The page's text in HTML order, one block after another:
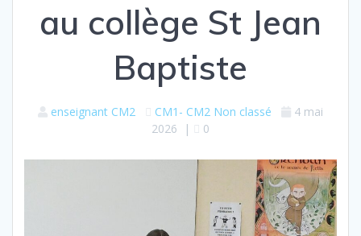
au collège St Jean
Baptiste
enseignant CM2 CM1- CM2 Non classé
4 mai
2026 | 0